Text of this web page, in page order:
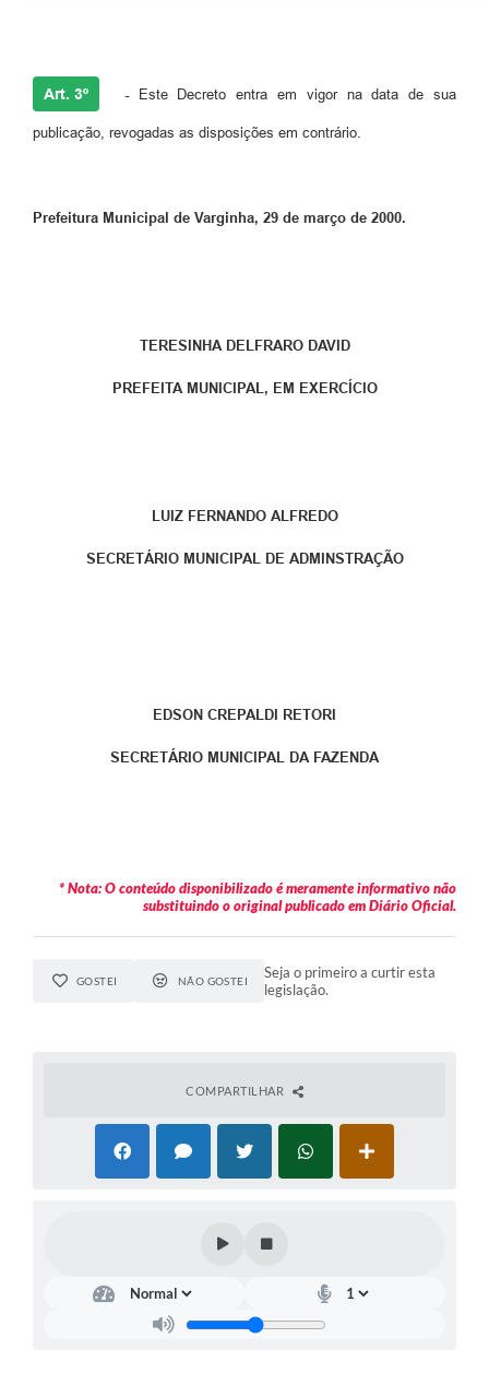
Art. 3º - Este Decreto entra em vigor na data de sua
publicação, revogadas as disposições em contrário.
Prefeitura Municipal de Varginha, 29 de março de 2000.
TERESINHA DELFRARO DAVID
PREFEITA MUNICIPAL, EM EXERCÍCIO
LUIZ FERNANDO ALFREDO
SECRETÁRIO MUNICIPAL DE ADMINSTRAÇÃO
EDSON CREPALDI RETORI
SECRETÁRIO MUNICIPAL DA FAZENDA
* Nota: O conteúdo disponibilizado é meramente informativo não
substituindo o original publicado em Diário Oficial.
GOSTEI NÃO GOSTEI
Seja o primeiro a curtir esta
legislação.
COMPARTILHAR